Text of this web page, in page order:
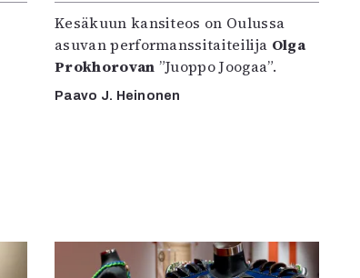
Kesäkuun kansiteos on Oulussa
asuvan performanssitaiteilija Olga
Prokhorovan ”Juoppo Joogaa”.
Paavo J. Heinonen